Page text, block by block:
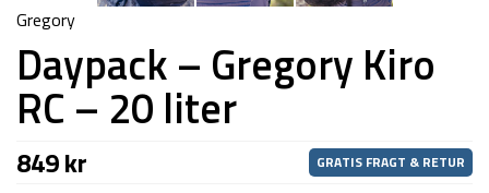
Gregory
Daypack – Gregory Kiro
RC – 20 liter
849kr GRATIS FRAGT & RETUR